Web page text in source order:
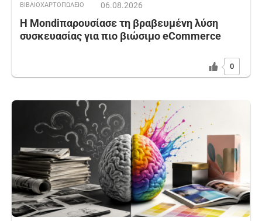
ΒΙΒΛΙΟΧΑΡΤΟΠΩΛΕΙΟ 06.08.2026
Η Mondiπαρουσίασε τη βραβευμένη λύση
συσκευασίας για πιο βιώσιμο eCommerce
0